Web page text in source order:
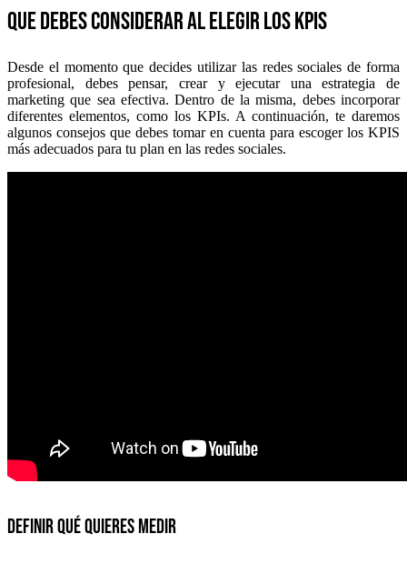
Que debes considerar al elegir los KPIs
Desde el momento que decides utilizar las redes sociales de forma
profesional, debes pensar, crear y ejecutar una estrategia de
marketing que sea efectiva. Dentro de la misma, debes incorporar
diferentes elementos, como los KPIs. A continuación, te daremos
algunos consejos que debes tomar en cuenta para escoger los KPIS
más adecuados para tu plan en las redes sociales.
Definir qué quieres medir